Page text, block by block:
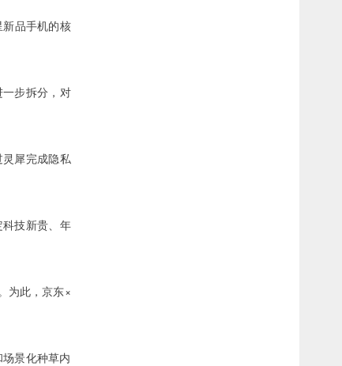
新品手机的核
步拆分，对
犀完成隐私
技新贵、年
为此，京东×
景化种草内